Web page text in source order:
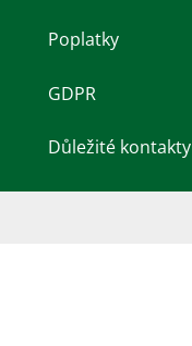
Poplatky
GDPR
Důležité kontakty